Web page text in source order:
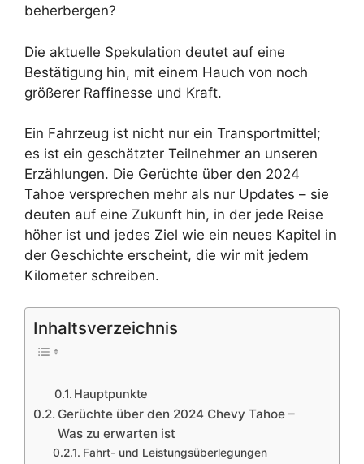
beherbergen?
Die aktuelle Spekulation deutet auf eine
Bestätigung hin, mit einem Hauch von noch
größerer Raffinesse und Kraft.
Ein Fahrzeug ist nicht nur ein Transportmittel;
es ist ein geschätzter Teilnehmer an unseren
Erzählungen. Die Gerüchte über den 2024
Tahoe versprechen mehr als nur Updates – sie
deuten auf eine Zukunft hin, in der jede Reise
höher ist und jedes Ziel wie ein neues Kapitel in
der Geschichte erscheint, die wir mit jedem
Kilometer schreiben.
Inhaltsverzeichnis
Hauptpunkte
Gerüchte über den 2024 Chevy Tahoe –
Was zu erwarten ist
Fahrt- und Leistungsüberlegungen